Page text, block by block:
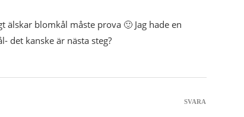
blomkål måste prova 🙂 Jag hade en
det kanske är nästa steg?
SVARA